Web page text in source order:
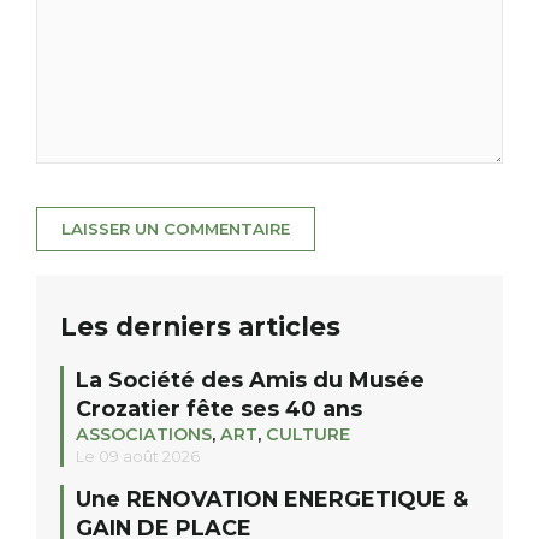
Les derniers articles
La Société des Amis du Musée
Crozatier fête ses 40 ans
ASSOCIATIONS, ART, CULTURE
Le 09 août 2026
Une RENOVATION ENERGETIQUE &
GAIN DE PLACE